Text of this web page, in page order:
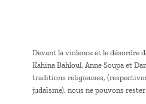
Devant la violence et le désordre
Kahina Bahloul, Anne Soupa et
traditions religieuses,
judaïsme), nous ne pouvons